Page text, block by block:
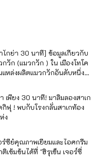
กย่า 30 นาที] ข้อมูลเกี่ยวกับ
วัก (แมวกวัก ) ใน เมืองโทโค
นแหล่งผลิตแมวกวักอันดับหนึ่ง
เพียง 30 นาที! มาลิ้มลองสาเก
ฟุ ! พบกับโรงกลั่นสาเกท้อง
ง
ร์ซีย์คุณภาพเยี่ยมและไอศกรีม
เข้มข้นได้ที่ "ฮิรุเซ็น เจอร์ซี่